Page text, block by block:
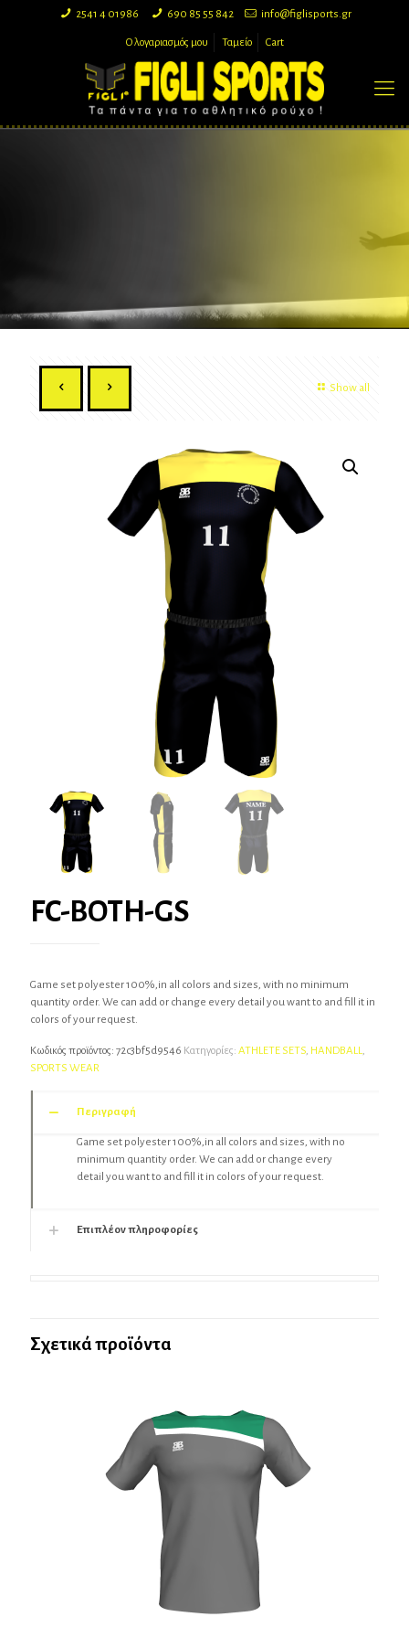
2541 4 01986 690 85 55 842 info@figlisports.gr
Ο λογαριασμός μου Ταμείο Cart
Show all
FC-BOTH-GS
Game set polyester 100%,in all colors and sizes, with no minimum
quantity order. We can add or change every detail you want to and fill it in
colors of your request.
Κωδικός προϊόντος: 72c3bf5d9546 Κατηγορίες: ATHLETE SETS, HANDBALL,
SPORTS WEAR
Περιγραφή
Game set polyester 100%,in all colors and sizes, with no
minimum quantity order. We can add or change every
detail you want to and fill it in colors of your request.
Επιπλέον πληροφορίες
Σχετικά προϊόντα